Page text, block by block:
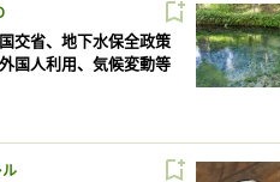
交省、地下水保全政策
国人利用、気候変動等